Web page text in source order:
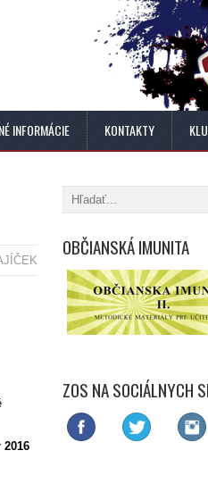
INFORMÁCIE KONTAKTY
2016
OBČIANSKÁ IMUNITA
ZOS NA SOCIÁLNYCH